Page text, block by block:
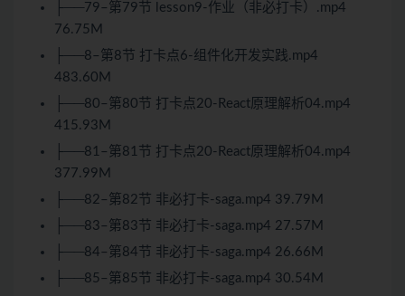
├──79–第79节 lesson9-作业（非必打卡）.mp4
76.75M
├──8–第8节 打卡点6-组件化开发实践.mp4
483.60M
├──80–第80节 打卡点20-React原理解析04.mp4
415.93M
├──81–第81节 打卡点20-React原理解析04.mp4
377.99M
├──82–第82节 非必打卡-saga.mp4 39.79M
├──83–第83节 非必打卡-saga.mp4 27.57M
├──84–第84节 非必打卡-saga.mp4 26.66M
├──85–第85节 非必打卡-saga.mp4 30.54M